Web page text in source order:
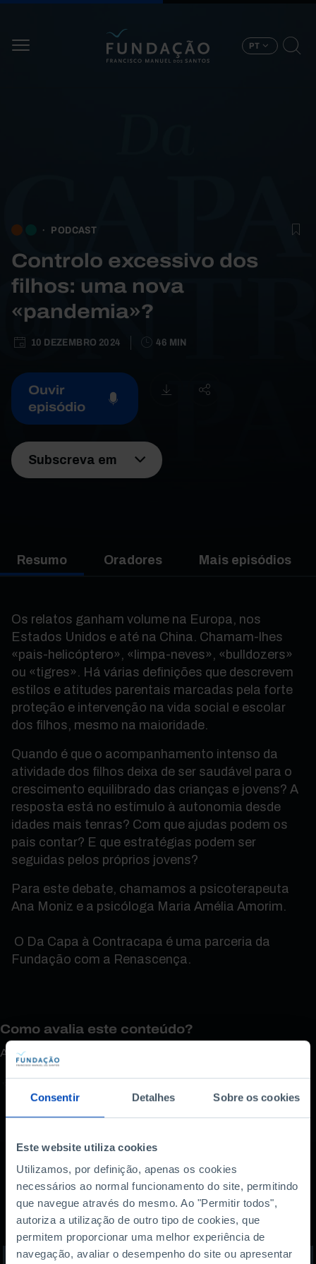
Consentir Detalhes Sobre os cookies
Este website utiliza cookies
Utilizamos, por definição, apenas os cookies
necessários ao normal funcionamento do site, permitindo
que navegue através do mesmo. Ao "Permitir todos",
autoriza a utilização de outro tipo de cookies, que
permitem proporcionar uma melhor experiência de
navegação, avaliar o desempenho do site ou apresentar
PT
PODCAST
Controlo excessivo dos
filhos: uma nova
«pandemia»?
10 DEZEMBRO 2024 46 MIN
Ouvir
episódio
Subscreva em
Resumo Oradores Mais episódios
Os relatos ganham volume na Europa, nos
Estados Unidos e até na China. Chamam-lhes
«pais-helicóptero», «limpa-neves», «bulldozers»
ou «tigres». Há várias definições que descrevem
estilos e atitudes parentais marcadas pela forte
proteção e intervenção na vida social e escolar
dos filhos, mesmo na maioridade.
Quando é que o acompanhamento intenso da
atividade dos filhos deixa de ser saudável para o
crescimento equilibrado das crianças e jovens? A
resposta está no estímulo à autonomia desde
idades mais tenras? Com que ajudas podem os
pais contar? E que estratégias podem ser
seguidas pelos próprios jovens?
Para este debate, chamamos a psicoterapeuta
Ana Moniz e a psicóloga Maria Amélia Amorim.
O Da Capa à Contracapa é uma parceria da
Fundação com a Renascença.
Como avalia este conteúdo?
A sua opinião é importante.
Também lhe pode
interessar